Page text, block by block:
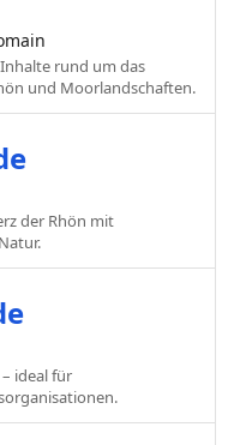
rund um das
und Moorlandschaften.
der Rhön mit
ideal für